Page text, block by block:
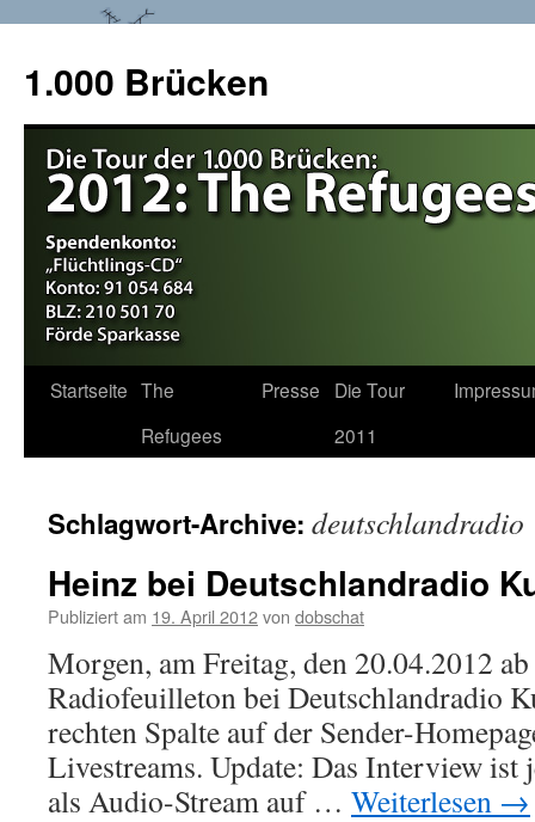
1.000 Brücken
Springe
Startseite The
Refugees
Presse
Die Tour
2011
Schlagwort-Archive: deutschlandradio
Heinz bei Deutschlandradio
Publiziert am 19. April 2012von dobschat
Morgen, am Freitag, den 20.04.2012
Radiofeuilleton bei Deutschlandradio
rechten Spalte auf der Sender-
Livestreams. Update: Das Interview
als Audio-Stream auf … Weiterlesen →